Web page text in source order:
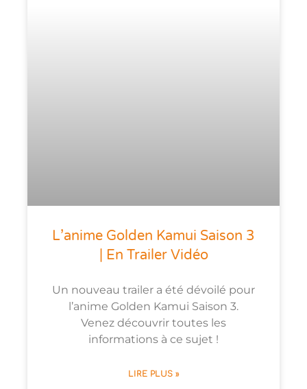
L’anime Golden Kamui Saison 3
| En Trailer Vidéo
Un nouveau trailer a été dévoilé pour
l’anime Golden Kamui Saison 3.
Venez découvrir toutes les
informations à ce sujet !
LIRE PLUS »